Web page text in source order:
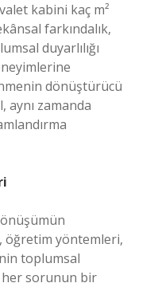
kabini kaç m²
farkındalık,
duyarlılığı
dönüştürücü
aynı zamanda
öğretim yöntemleri,
toplumsal
her sorunun bir